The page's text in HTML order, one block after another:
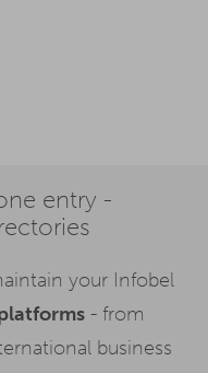
entry -
your Infobel
- from
business